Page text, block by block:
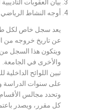
بيان العقوبات
أوجه النشاط
يعد سجل خاص لكل
عن تاريخ خروجه من
ويتكون هذا السجل
والأخرى في الجامعة.
تبين اللوائح الداخلية
على سنوات الدراسة
وتحدد مجالس
كل مقرر، ويصدر